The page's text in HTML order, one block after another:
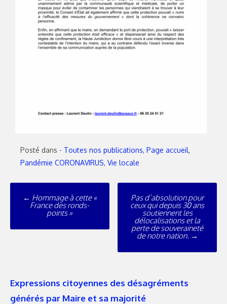
Posté dans - Toutes nos publications, Page accueil,
Pandémie CORONAVIRUS, Vie locale
← Hommage à cette «
France des ronds-
points »
Pas d’absolution pour
ceux qui depuis 30 ans
soutiennent les
délocalisations et la
perte de souveraineté
de notre nation. →
Expressions citoyennes des désagréments
générés par Maire et sa majorité